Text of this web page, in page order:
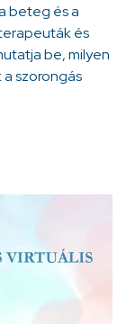
beteg és a
és
be, milyen
a szorongás